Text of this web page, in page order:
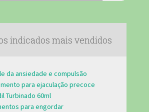
indicados mais vendidos
da ansiedade e compulsão
para ejaculação precoce
Turbinado 60ml
para engordar